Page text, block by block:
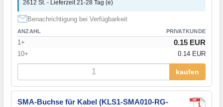
2612 St. - Lieferzeit 21-28 Tag (e)
Benachrichtigung bei Verfügbarkeit
ANZAHL PRIVATKUNDE
1+ 0.15 EUR
10+ 0.14 EUR
kaufen
SMA-Buchse für Kabel (KLS1-SMA010-RG-